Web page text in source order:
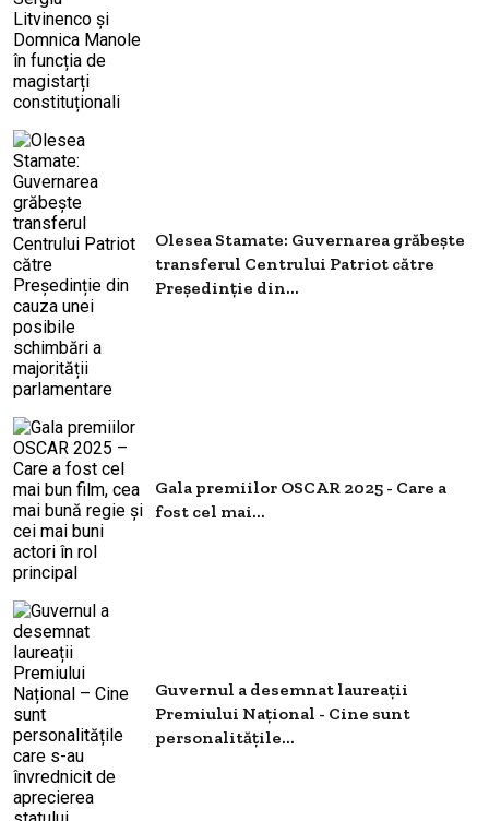
Olesea Stamate: Guvernarea grăbeşte
transferul Centrului Patriot către
Președinție din...
Gala premiilor OSCAR 2025 - Care a
fost cel mai...
Guvernul a desemnat laureații
Premiului Național - Cine sunt
personalitățile...